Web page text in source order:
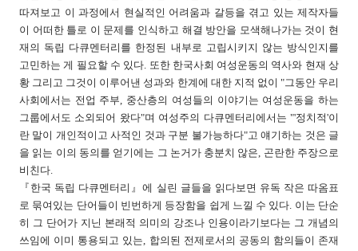
따져보고 이 과정에서 현실적인 어려움과 갈등을 겪고 있는 제작자들
이 어떠한 틀로 이 문제를 인식하고 해결 방안을 모색해나가는 것이 현
재의 독립 다큐멘터리를 한정된 내부로 고립시키지 않는 방식인지를
고민하는 게 필요할 수 있다. 또한 한국사회 여성운동의 역사와 현재 상
황 그리고 그것이 이루어낸 성과와 한계에 대한 지적 없이 "그동안 우리
사회에서는 전업 주부, 중산층의 여성들의 이야기는 여성운동을 하는
그룹에서도 소외되어 왔다"며 여성주의 다큐멘터리에서는 "'정치적'이
란 말이 개인적이고 사적인 것과 구분 불가능하다"고 얘기하는 것은 글
을 읽는 이의 동의를 얻기에는 그 논거가 충분치 않은, 곤란한 주장으로
비친다.
『한국 독립 다큐멘터리』에 실린 글들을 읽다보면 유독 작은 따옴표
로 묶여있는 단어들이 빈번하게 등장함을 쉽게 느낄 수 있다. 이는 단순
히 그 단어가 지닌 본래적 의미의 강조나 인용이라기보다는 그 개념의
쓰임에 이미 통용되고 있는, 합의된 전제로서의 공동의 함의들이 존재